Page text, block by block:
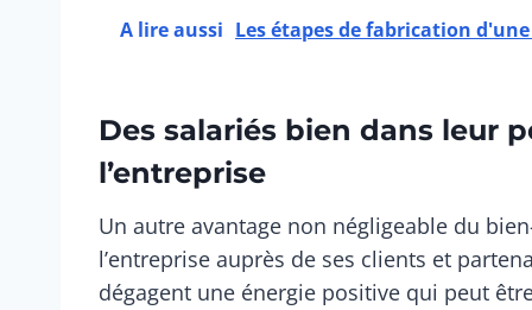
A lire aussi Les étapes de fabrication
Des salariés bien dans leur
l’entreprise
Un autre avantage non négligeable du
l’entreprise auprès de ses clients et
dégagent une énergie positive qui peut